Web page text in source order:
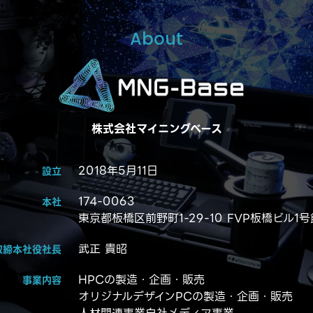
About
株式会社マイニングベース
設立 2018年5月11日
本社
174-0063
東京都板橋区前野町1-29-10 FVP板橋ビル1
本社役社長 武正 貴昭
事業内容
HPCの製造・企画・販売
オリジナルデザインPCの製造・企画・販売